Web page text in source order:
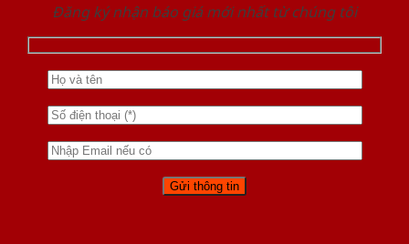
Đăng ký nhận báo giá mới nhất từ chúng tôi